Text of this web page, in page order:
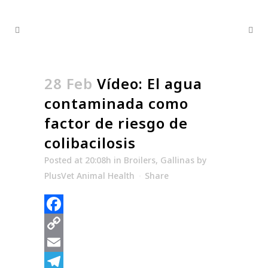
28 Feb Vídeo: El agua
contaminada como
factor de riesgo de
colibacilosis
Posted at 20:08h in Broilers, Gallinas by
PlusVet Animal Health
Share
Facebook
Copy
Link
Email